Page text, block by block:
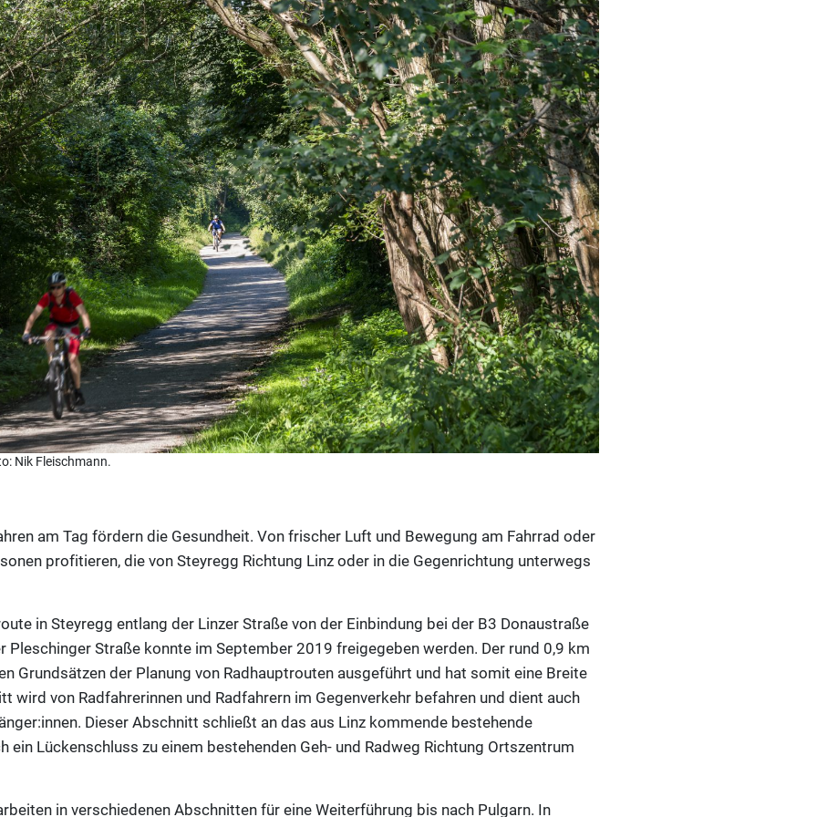
Nik Fleischmann.
am Tag fördern die Gesundheit. Von frischer Luft und Bewegung am Fahrrad oder
profitieren, die von Steyregg Richtung Linz oder in die Gegenrichtung unterwegs
in Steyregg entlang der Linzer Straße von der Einbindung bei der B3 Donaustraße
Pleschinger Straße konnte im September 2019 freigegeben werden. Der rund 0,9 km
Grundsätzen der Planung von Radhauptrouten ausgeführt und hat somit eine Breite
wird von Radfahrerinnen und Radfahrern im Gegenverkehr befahren und dient auch
Dieser Abschnitt schließt an das aus Linz kommende bestehende
ein Lückenschluss zu einem bestehenden Geh- und Radweg Richtung Ortszentrum
in verschiedenen Abschnitten für eine Weiterführung bis nach Pulgarn. In